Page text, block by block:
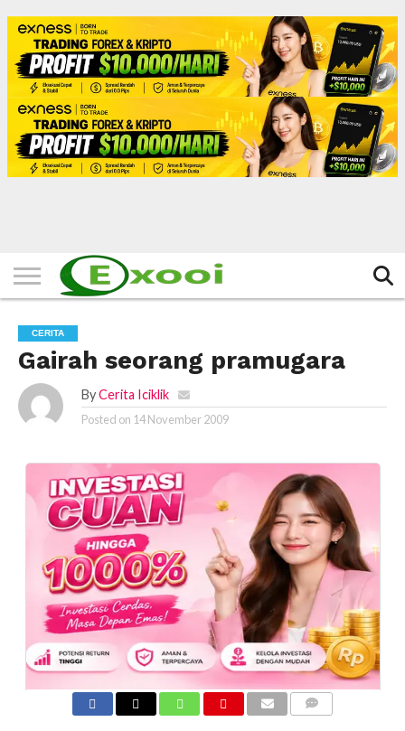
HOME
FILTER
BERITA
BIODATA
CERITA
CERPEN
EKSKLUSIF
FOTO
VIDEO
TIPS
MORE
CERITA
Gairah seorang pramugara
By Cerita Iciklik
Posted on 14 November 2009